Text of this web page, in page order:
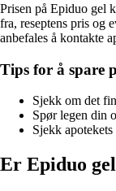
Prisen på Epiduo gel
fra, reseptens pris og
anbefales å kontakte
Tips for å spare
Sjekk om det
Spør legen din
Sjekk
Er Epiduo